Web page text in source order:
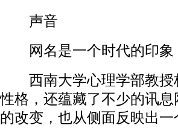
声音
网名是一个时代的印象
西南大学心理学部教授
性格，还蕴藏了不少的讯
的改变，也从侧面反映出